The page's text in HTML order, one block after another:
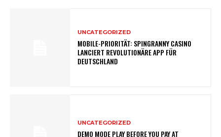
UNCATEGORIZED
MOBILE-PRIORITÄT: SPINGRANNY CASINO
LANCIERT REVOLUTIONÄRE APP FÜR
DEUTSCHLAND
UNCATEGORIZED
DEMO MODE PLAY BEFORE YOU PAY AT